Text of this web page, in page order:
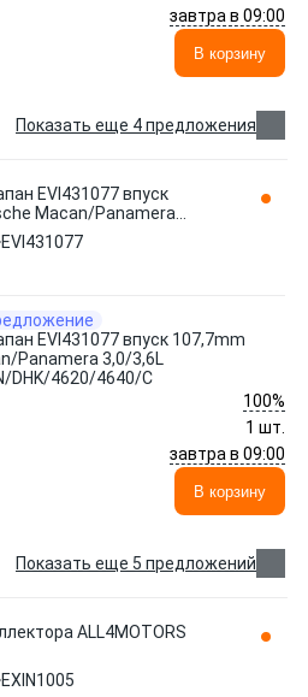
завтра в 09:00
В корзину
Показать еще 4 предложения
EVI431077 впуск
Macan/Panamera
DCN/DHK/4620/4640/C
EVI431077
EVI431077 впуск 107,7mm
Panamera 3,0/3,6L
DHK/4620/4640/C
100%
1 шт.
завтра в 09:00
В корзину
Показать еще 5 предложений
ALL4MOTORS
EXIN1005